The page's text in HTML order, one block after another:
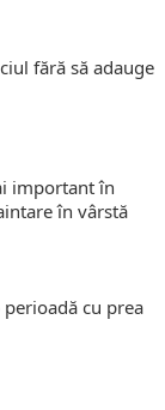
fără să adauge
important în
în vârstă
cu prea